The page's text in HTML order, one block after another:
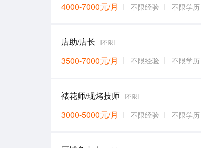
4000-7000元/月 不限经验 不限学历
店助/店长 [不限]
3500-7000元/月 不限经验 不限学历
裱花师/现烤技师 [不限]
3000-5000元/月 不限经验 不限学历